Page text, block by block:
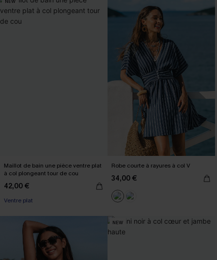
Maillot de bain une pièce ventre plat
à col plongeant tour de cou
42,00 €
Ventre plat
Robe courte à rayures à col V
34,00 €
NEW